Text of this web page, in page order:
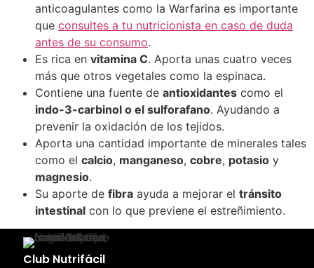
anticoagulantes como la Warfarina es importante
que consultes a tu nutricionista en caso de duda
antes de su consumo.
Es rica en vitamina C. Aporta unas cuatro veces
más que otros vegetales como la espinaca.
Contiene una fuente de antioxidantes como el
indo-3-carbinol o el sulforafano. Ayudando a
prevenir la oxidación de los tejidos.
Aporta una cantidad importante de minerales tales
como el calcio, manganeso, cobre, potasio y
magnesio.
Su aporte de fibra ayuda a mejorar el tránsito
intestinal con lo que previene el estreñimiento.
Club Nutrifácil